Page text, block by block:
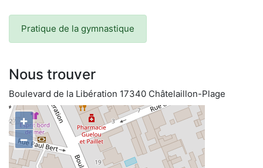
Pratique de la gymnastique
Nous trouver
Boulevard de la Libération 17340 Châtelaillon-Plage
+
−